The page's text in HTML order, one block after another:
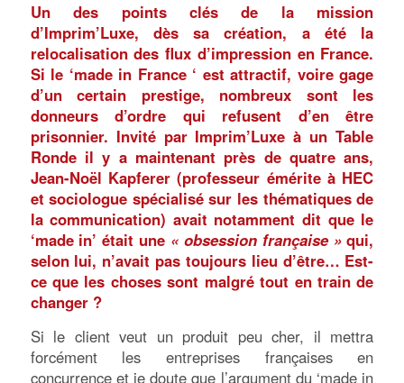
Un des points clés de la mission
d’Imprim’Luxe, dès sa création, a été la
relocalisation des flux d’impression en France.
Si le ‘made in France ‘ est attractif, voire gage
d’un certain prestige, nombreux sont les
donneurs d’ordre qui refusent d’en être
prisonnier. Invité par Imprim’Luxe à un Table
Ronde il y a maintenant près de quatre ans,
Jean-Noël Kapferer (professeur émérite à HEC
et sociologue spécialisé sur les thématiques de
la communication) avait notamment dit que le
‘made in’ était une « obsession française »qui,
selon lui, n’avait pas toujours lieu d’être… Est-
ce que les choses sont malgré tout en train de
changer ?
Si le client veut un produit peu cher, il mettra
forcément les entreprises françaises en
concurrence et je doute que l’argument du ‘made in